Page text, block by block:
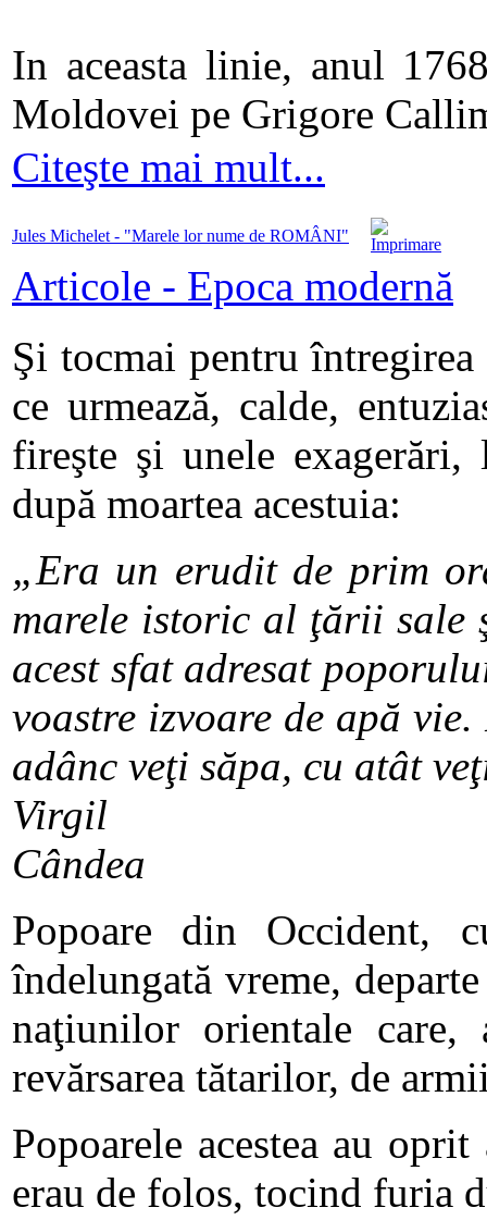
In aceasta linie, anul
Moldovei pe Grigore
Citeşte mai mult...
Jules Michelet - "Marele lor nume de ROMÂNI"
Articole - Epoca modernă
Şi tocmai pentru
ce urmează, calde,
fireşte şi unele exagerări,
după moartea acestuia:
„Era un erudit de prim
marele istoric al ţării
acest sfat adresat
voastre izvoare de apă
adânc veţi săpa, cu atât
Virgil
Cândea
Popoare din Occident,
îndelungată vreme,
naţiunilor orientale care,
revărsarea tătarilor, de
Popoarele acestea au
erau de folos, tocind furia